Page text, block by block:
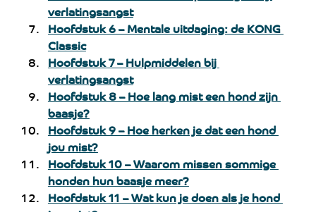
verlatingsangst
Hoofdstuk 6 – Mentale uitdaging: de KONG
Classic
Hoofdstuk 7 – Hulpmiddelen bij
verlatingsangst
Hoofdstuk 8 – Hoe lang mist een hond zijn
baasje?
Hoofdstuk 9 – Hoe herken je dat een hond
jou mist?
Hoofdstuk 10 – Waarom missen sommige
honden hun baasje meer?
Hoofdstuk 11 – Wat kun je doen als je hond